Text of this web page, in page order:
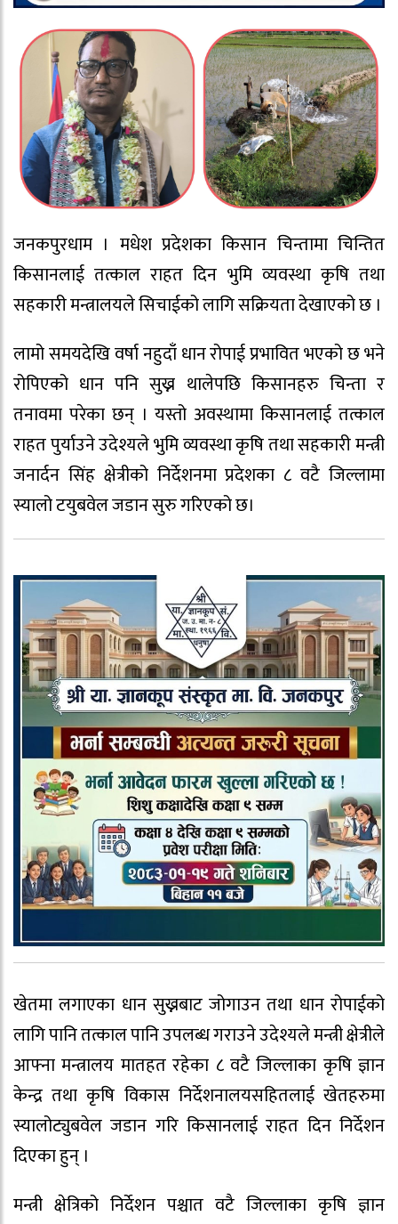
जनकपुरधाम । मधेश प्रदेशका किसान चिन्तामा चिन्तित
किसानलाई तत्काल राहत दिन भुमि व्यवस्था कृषि तथा
सहकारी मन्त्रालयले सिचाईको लागि सक्रियता देखाएको छ ।
लामो समयदेखि वर्षा नहुदाँ धान रोपाई प्रभावित भएको छ भने
रोपिएको धान पनि सुख्न थालेपछि किसानहरु चिन्ता र
तनावमा परेका छन् । यस्तो अवस्थामा किसानलाई तत्काल
राहत पुर्याउने उदेश्यले भुमि व्यवस्था कृषि तथा सहकारी मन्त्री
जनार्दन सिंह क्षेत्रीको निर्देशनमा प्रदेशका ८ वटै जिल्लामा
स्यालो टयुबवेल जडान सुरु गरिएको छ।
खेतमा लगाएका धान सुख्नबाट जोगाउन तथा धान रोपाईको
लागि पानि तत्काल पानि उपलब्ध गराउने उदेश्यले मन्त्री क्षेत्रीले
आफ्ना मन्त्रालय मातहत रहेका ८ वटै जिल्लाका कृषि ज्ञान
केन्द्र तथा कृषि विकास निर्देशनालयसहितलाई खेतहरुमा
स्यालोट्युबवेल जडान गरि किसानलाई राहत दिन निर्देशन
दिएका हुन् ।
मन्त्री क्षेत्रिको निर्देशन पश्चात वटै जिल्लाका कृषि ज्ञान